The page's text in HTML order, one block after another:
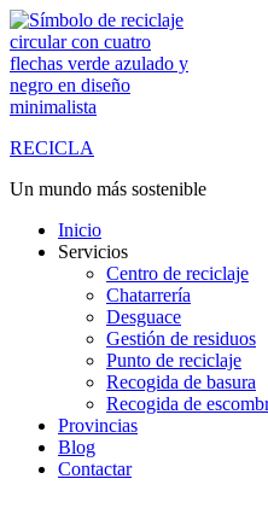
Saltar
al
contenido
RECICLA
Un mundo más sostenible
Inicio
Servicios
Centro de reciclaje
Chatarrería
Desguace
Gestión de residuos
Punto de reciclaje
Recogida de basura
Recogida de
Provincias
Blog
Contactar